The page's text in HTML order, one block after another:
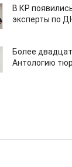
В КР
эксперты по
Более
Антологию